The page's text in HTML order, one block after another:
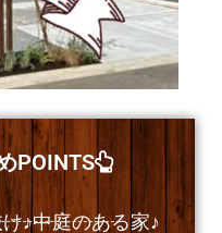
POINTS
♪中庭のある家♪